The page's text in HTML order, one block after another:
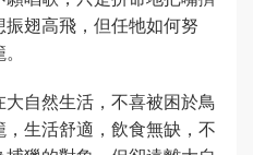
翅高飛，但任牠如何努
自然生活，不喜被困於鳥
生活舒適，飲食無缺，不